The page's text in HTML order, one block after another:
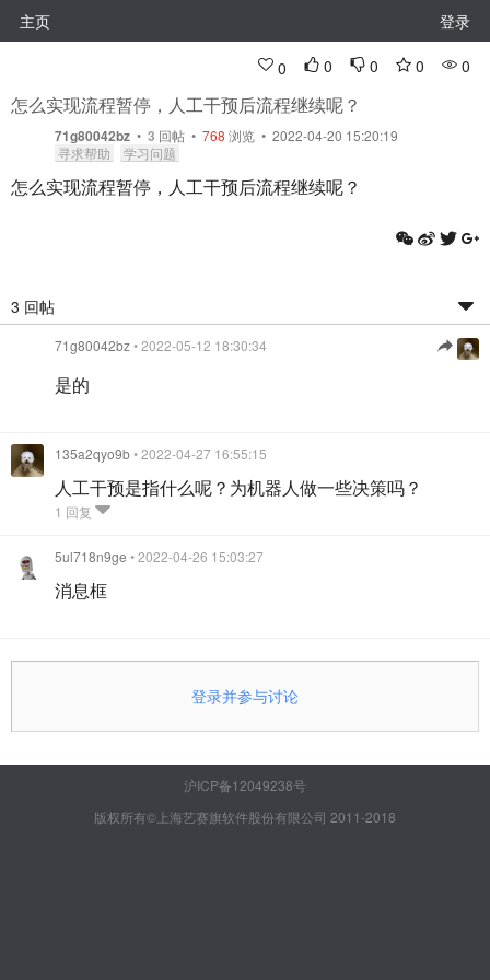
主页 登录
0 0 0 0 0
怎么实现流程暂停，人工干预后流程继续呢？
71g80042bz • 3 回帖 • 768 浏览 • 2022-04-20 15:20:19
寻求帮助
学习问题
怎么实现流程暂停，人工干预后流程继续呢？
3 回帖
71g80042bz• 2022-05-12 18:30:34
是的
135a2qyo9b• 2022-04-27 16:55:15
人工干预是指什么呢？为机器人做一些决策吗？
1 回复
5ul718n9ge • 2022-04-26 15:03:27
消息框
登录并参与讨论
沪ICP备12049238号
版权所有©上海艺赛旗软件股份有限公司 2011-2018